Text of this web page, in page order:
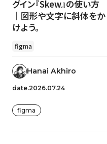
グイン『Skew』の使い方
｜図形や文字に斜体をか
けよう。
figma
Hanai Akhiro
date.2026.07.24
figma